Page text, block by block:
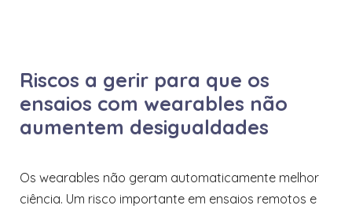
Riscos a gerir para que os
ensaios com wearables não
aumentem desigualdades
Os wearables não geram automaticamente melhor
ciência. Um risco importante em ensaios remotos e